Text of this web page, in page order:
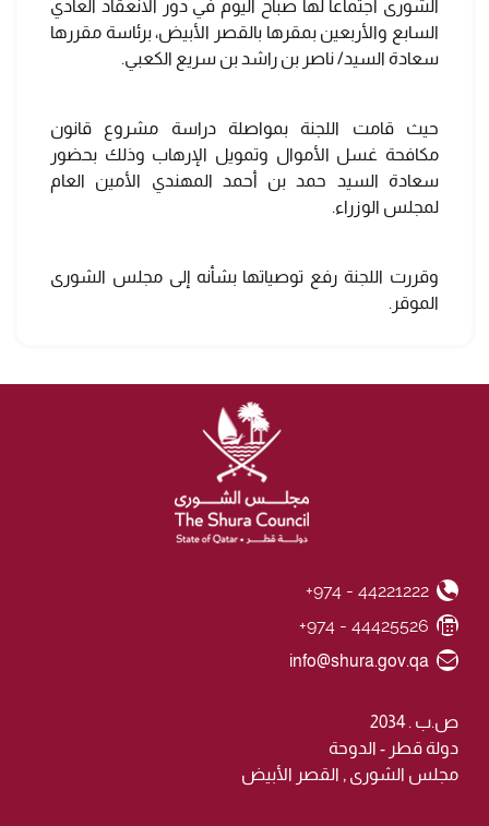
الشورى اجتماعاً لها صباح اليوم في دور الانعقاد العادي
السابع والأربعين بمقرها بالقصر الأبيض، برئاسة مقررها
سعادة السيد/ ناصر بن راشد بن سريع الكعبي.
حيث قامت اللجنة بمواصلة دراسة مشروع قانون
مكافحة غسل الأموال وتمويل الإرهاب وذلك بحضور
سعادة السيد حمد بن أحمد المهندي الأمين العام
لمجلس الوزراء.
وقررت اللجنة رفع توصياتها بشأنه إلى مجلس الشورى
الموقر.
Phone Number
+974 - 44221222
Fax Number
+974 - 44425526
Email ID
info@shura.gov.qa
ص.ب . 2034
دولة قطر - الدوحة
مجلس الشورى , القصر الأبيض